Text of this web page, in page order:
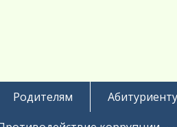
Родителям Абитуриенту